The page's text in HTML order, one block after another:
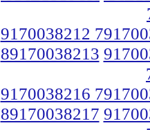
9170038212
89170038213
9170038216
89170038217